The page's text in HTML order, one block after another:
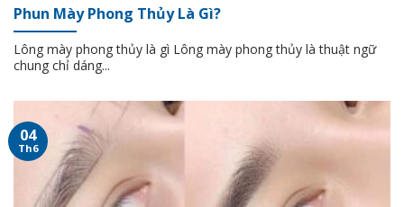
Phun Mày Phong Thủy Là Gì?
Lông mày phong thủy là gì Lông mày phong thủy là thuật ngữ
chung chỉ dáng...
04
Th6